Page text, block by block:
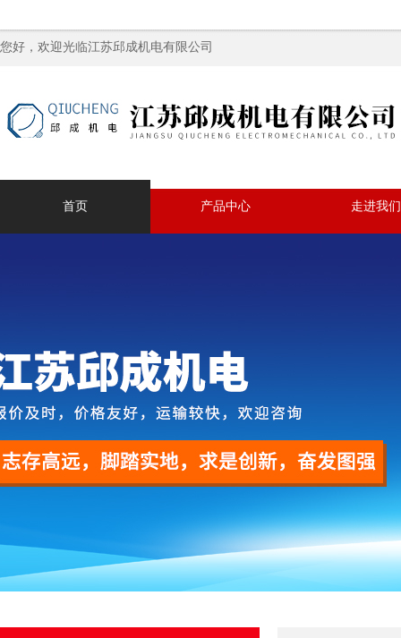
您好，欢迎光临江苏邱成机电有限公司
首页 产品中心 走进我们